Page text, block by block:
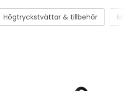
Högtryckstvättar & tillbehör